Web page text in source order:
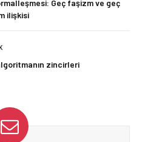
Geç faşizm ve geç
ilişkisi
zincirleri